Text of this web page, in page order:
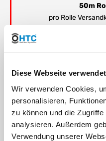
Diese Webseite
Wir verwenden Cookies,
personalisieren,
zu können und die
analysieren. Außerdem
Verwendung unserer
50m
pro Rolle
pro Rolle
Hohe chemische
Salzlösungen und
Alkohol, Öl und Benzin
Korrisionsbeständig